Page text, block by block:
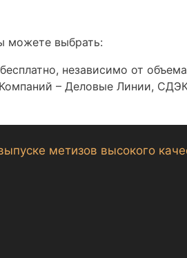
можете выбрать:
независимо от объема
– Деловые Линии,
метизов высокого